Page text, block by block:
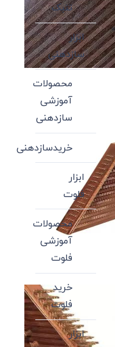
تنبک
ابزار
سازدهنی
محصولات
آموزشی
سازدهنی
خریدسازدهنی
ابزار
فلوت
محصولات
آموزشی
فلوت
خرید
فلوت
ابزار